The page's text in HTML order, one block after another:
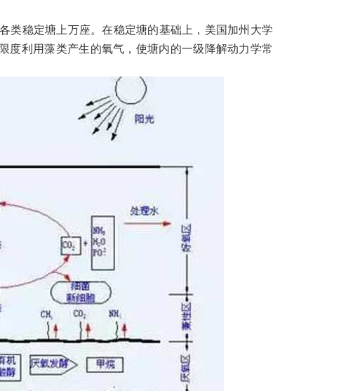
类稳定塘上万座。在稳定塘的基础上，美国加州大学
度利用藻类产生的氧气，使塘内的一级降解动力学常